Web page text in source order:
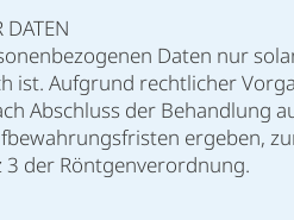
DATEN
Daten nur
ist. Aufgrund rechtlicher
Abschluss der Behandlung
ergeben,
3 der Röntgenverordnung.